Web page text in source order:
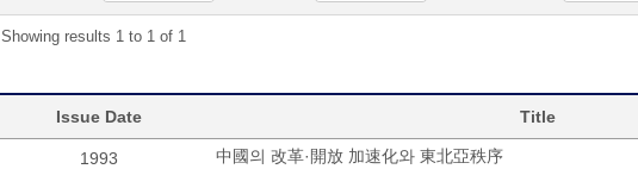
Showing results 1 to 1 of 1
Issue Date Title
1993 中國의 改革·開放 加速化와 東北亞秩序